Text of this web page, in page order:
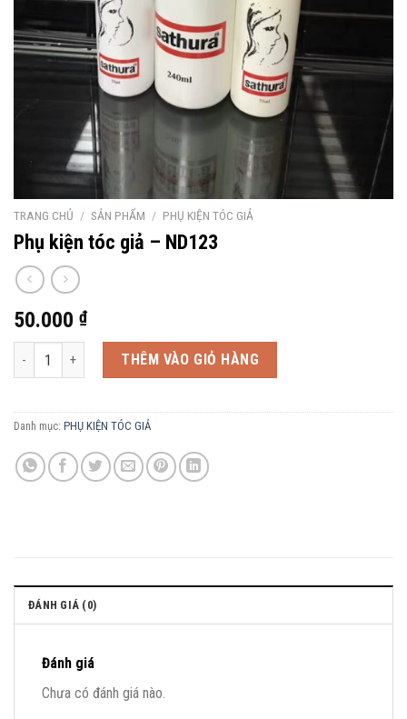
TRANG CHỦ / SẢN PHẨM / PHỤ KIỆN TÓC GIẢ
Phụ kiện tóc giả – ND123
50.000 ₫
Phụ kiện tóc giả - ND123 số lượng
THÊM VÀO GIỎ HÀNG
Danh mục: PHỤ KIỆN TÓC GIẢ
ĐÁNH GIÁ (0)
Đánh giá
Chưa có đánh giá nào.